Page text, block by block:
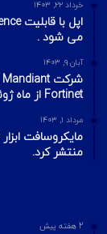
خرداد ۲۲, ۱۴۰۳
می شود .
آبان ۹, ۱۴۰۳
Fortinet از ماه ژوئن مورد سوءاستفاده قرار گرفته است.
مرداد ۱, ۱۴۰۳
منتشر کرد.
2 هفته پیش